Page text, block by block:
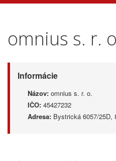
omnius s. r.
Informácie
Názov: omnius s. r. o.
IČO: 45427232
Adresa: Bystrická 6057/25D,